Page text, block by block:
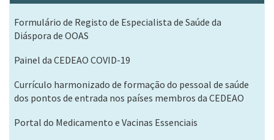
Formulário de Registo de Especialista de Saúde da
Diáspora de OOAS
Painel da CEDEAO COVID-19
Currículo harmonizado de formação do pessoal de saúde
dos pontos de entrada nos países membros da CEDEAO
Portal do Medicamento e Vacinas Essenciais